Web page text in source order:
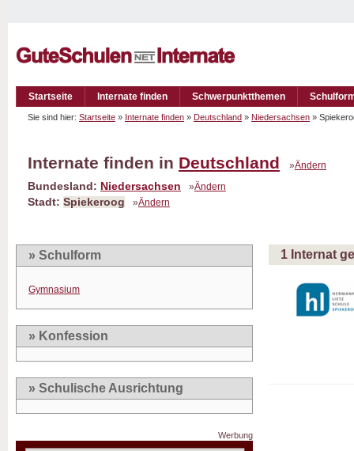
Startseite Internate finden Schwerpunktthemen
Sie sind hier: Startseite » Internate finden » Deutschland » Niedersachsen »
Internate finden in Deutschland »Ändern
Bundesland: Niedersachsen »Ändern
Stadt: Spiekeroog »Ändern
» Schulform
Gymnasium
» Konfession
» Schulische Ausrichtung
Werbung
1 Internat